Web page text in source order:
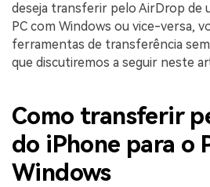
deseja transferir pelo AirDrop de
PC com Windows ou vice-versa,
ferramentas de transferência
que discutiremos a seguir neste
Como transferir
do iPhone para o
Windows